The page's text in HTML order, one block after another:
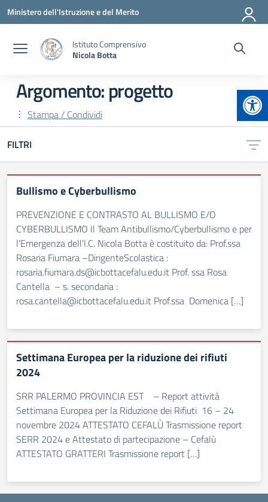
Vai ai contenuti
Vai al menu di navigazione
Vai al footer
Ministero dell'Istruzione e del Merito
Istituto Comprensivo
Nicola Botta
Argomento: progetto
Stampa / Condividi
FILTRI
Bullismo e Cyberbullismo
PREVENZIONE E CONTRASTO AL BULLISMO E/O
CYBERBULLISMO Il Team Antibullismo/Cyberbullismo e per
l’Emergenza dell’I.C. Nicola Botta è costituito da: Prof.ssa
Rosaria Fiumara –DirigenteScolastica :
rosaria.fiumara.ds@icbottacefalu.edu.it Prof. ssa Rosa
Cantella – s. secondaria :
rosa.cantella@icbottacefalu.edu.it Prof.ssa Domenica […]
Settimana Europea per la riduzione dei rifiuti
2024
SRR PALERMO PROVINCIA EST – Report attività
Settimana Europea per la Riduzione dei Rifiuti 16 – 24
novembre 2024 ATTESTATO CEFALÙ Trasmissione report
SERR 2024 e Attestato di partecipazione – Cefalù
ATTESTATO GRATTERI Trasmissione report […]